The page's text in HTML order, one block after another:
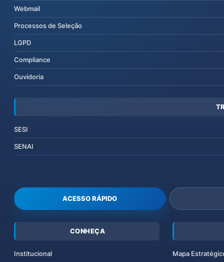
Webmail
Processos de Seleção
LGPD
Compliance
Ouvidoria
SESI
SENAI
ACESSO RÁPIDO
CONHEÇA
Institucional Mapa